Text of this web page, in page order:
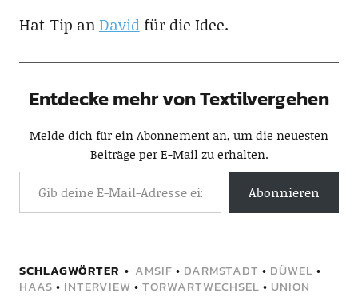
Hat-Tip anDavidfür die Idee.
Entdecke mehr von Textilvergehen
Melde dich für ein Abonnement an, um die neuesten
Beiträge per E-Mail zu erhalten.
Abonnieren
SCHLAGWÖRTER AMSIF • DARMSTADT • DÜWEL •
HAAS • INTERVIEW • TORWARTWECHSEL • UNION